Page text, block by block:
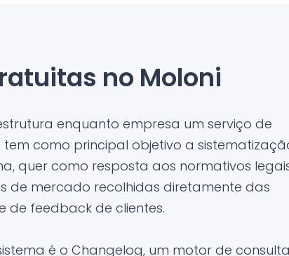
no Moloni
enquanto empresa um serviço de
como principal objetivo a
quer como resposta aos normativos
de mercado recolhidas diretamente das
de feedback de clientes.
é o Changelog, um motor de consulta